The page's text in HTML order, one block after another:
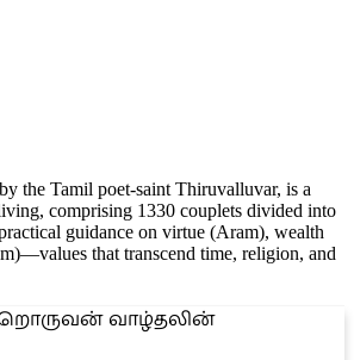
the Tamil poet-saint Thiruvalluvar, is a
comprising 1330 couplets divided into
guidance on virtue (Aram), wealth
that transcend time, religion, and
வாழ்தலின்